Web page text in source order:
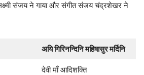
संजय ने गाया और संगीत संजय चंद्रशेखर ने
अयि गिरिनन्दिनि महिषासुर मर्दिनि
देवी माँ आदिशक्ति